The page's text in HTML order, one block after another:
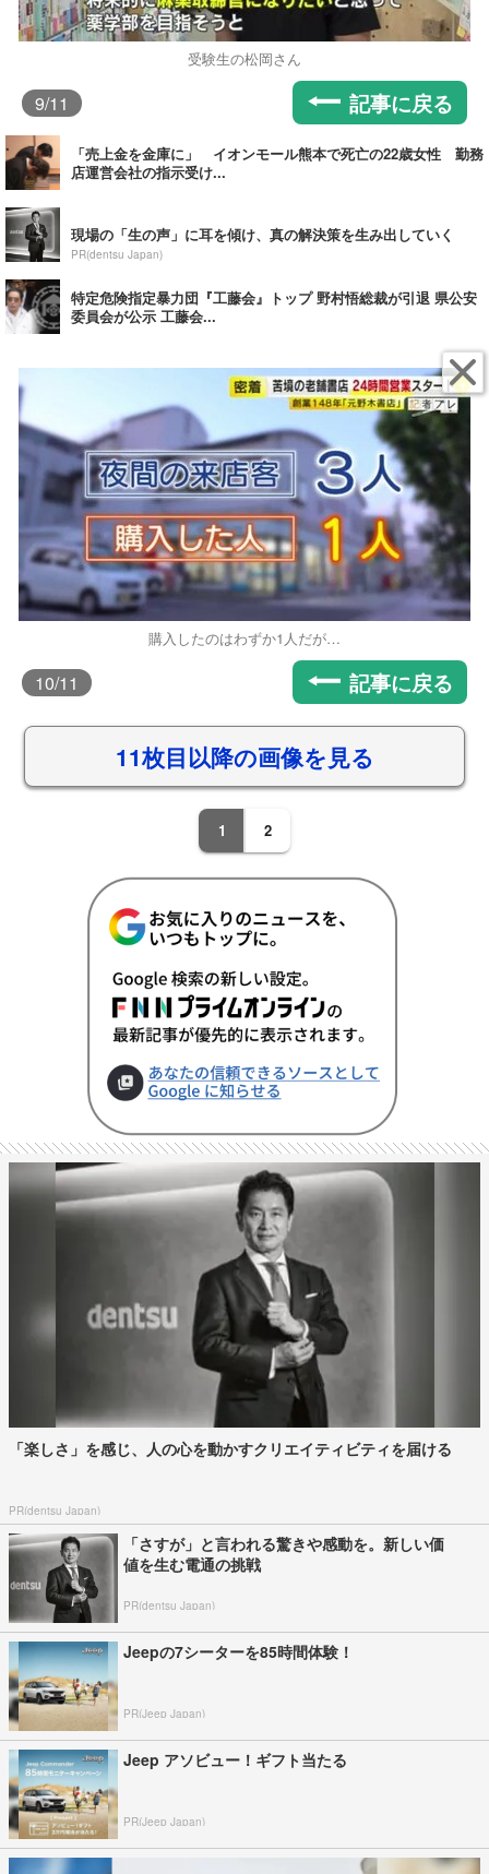
受験生の松岡さん
9/11 記事に戻る
「売上金を金庫に」 イオンモール熊本で死亡の22歳女性 勤務
店運営会社の指示受け...
現場の「生の声」に耳を傾け、真の解決策を生み出していく
PR(dentsu Japan)
特定危険指定暴力団『工藤会』トップ 野村悟総裁が引退 県公安
委員会が公示 工藤会...
購入したのはわずか1人だが…
10/11 記事に戻る
11枚目以降の画像を見る
1 2
「楽しさ」を感じ、人の心を動かすクリエイティビティを届ける
PR(dentsu Japan)
「さすが」と言われる驚きや感動を。新しい価
値を生む電通の挑戦
PR(dentsu Japan)
Jeepの7シーターを85時間体験！
PR(Jeep Japan)
Jeep アソビュー！ギフト当たる
PR(Jeep Japan)